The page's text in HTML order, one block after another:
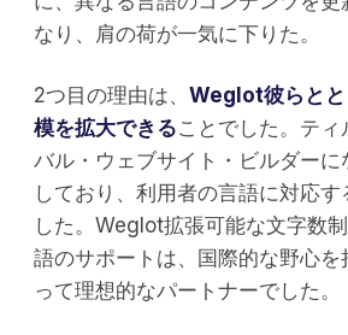
なり、肩の荷が一気に下りた。
2つ目の理由は、 Weglot彼らとと
模を拡大できることでした。テ
バル・ウェブサイト・ビルダーに
しており、利用者の言語に対応
した。Weglot拡張可能な文字数
語のサポートは、国際的な野心を
って理想的なパートナーでした。